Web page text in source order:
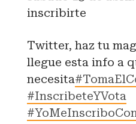
inscribirte
Twitter, haz tu
llegue esta info a
necesita
#InscribeteYVota